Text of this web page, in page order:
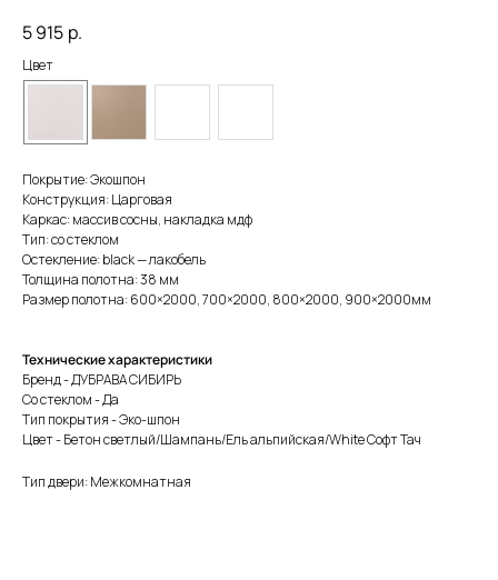
5 915 р.
Цвет
Покрытие: Экошпон
Конструкция: Царговая
Каркас: массив сосны, накладка мдф
Тип: со стеклом
Остекление: black — лакобель
Толщина полотна: 38 мм
Размер полотна: 600×2000, 700×2000, 800×2000, 900×2000мм
Технические характеристики
Бренд - ДУБРАВА СИБИРЬ
Со стеклом - Да
Тип покрытия - Эко-шпон
Цвет - Бетон светлый/Шампань/Ель альпийская/White Софт Тач
Тип двери: Межкомнатная